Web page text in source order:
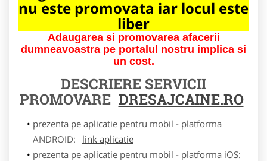
nu este promovata iar locul este
liber
Adaugarea si promovarea afacerii
dumneavoastra pe portalul nostru implica si
un cost.
DESCRIERE SERVICII
PROMOVARE DRESAJCAINE.RO
prezenta pe aplicatie pentru mobil - platforma
ANDROID:
link aplicatie
prezenta pe aplicatie pentru mobil - platforma iOS: